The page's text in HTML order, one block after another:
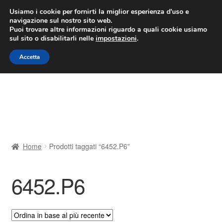
CONSEGNA da 7 EUR
Lun-Ven 9:00 - 16:00/800 580 290
Vai
alla
navigazione
Vai
al
contenuto
Contatto
Il mio account
Home Prodotti taggati “6452.P6”
6452.P6
Usiamo i cookie per fornirti la miglior esperienza d'uso e
navigazione sul nostro sito web.
Puoi trovare altre informazioni riguardo a quali cookie usiamo
sul sito o disabilitarli nelle impostazioni.
Accetta